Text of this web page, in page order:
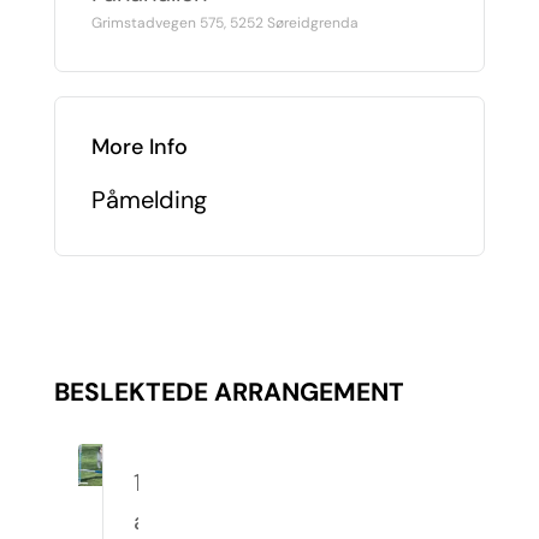
Grimstadvegen 575, 5252 Søreidgrenda
More Info
Påmelding
BESLEKTEDE ARRANGEMENT
10.
august